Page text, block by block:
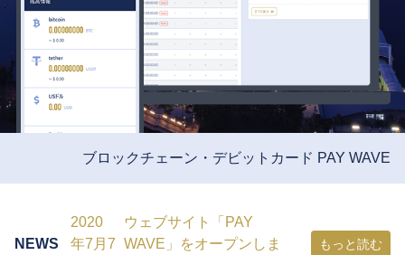
ブロックチェーン・デビットカード PAY WAVE
NEWS
2020
年7月7
ウェブサイト「PAY
WAVE」をオープンしま
もっと読む